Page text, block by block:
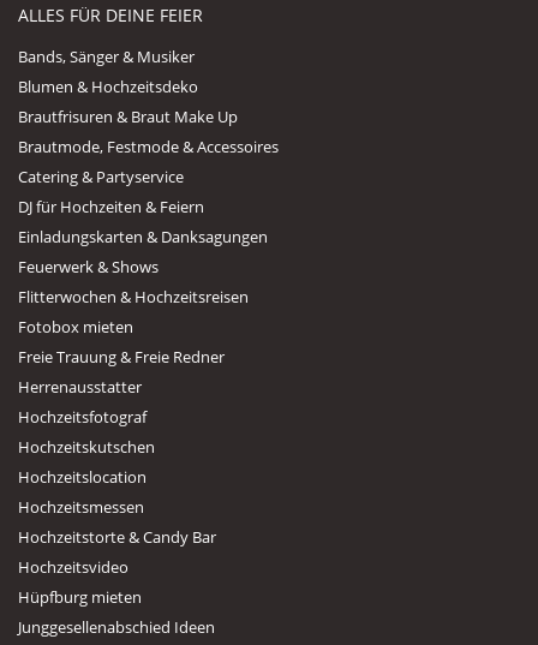
ALLES FÜR DEINE FEIER
Bands, Sänger & Musiker
Blumen & Hochzeitsdeko
Brautfrisuren & Braut Make Up
Brautmode, Festmode & Accessoires
Catering & Partyservice
DJ für Hochzeiten & Feiern
Einladungskarten & Danksagungen
Feuerwerk & Shows
Flitterwochen & Hochzeitsreisen
Fotobox mieten
Freie Trauung & Freie Redner
Herrenausstatter
Hochzeitsfotograf
Hochzeitskutschen
Hochzeitslocation
Hochzeitsmessen
Hochzeitstorte & Candy Bar
Hochzeitsvideo
Hüpfburg mieten
Junggesellenabschied Ideen